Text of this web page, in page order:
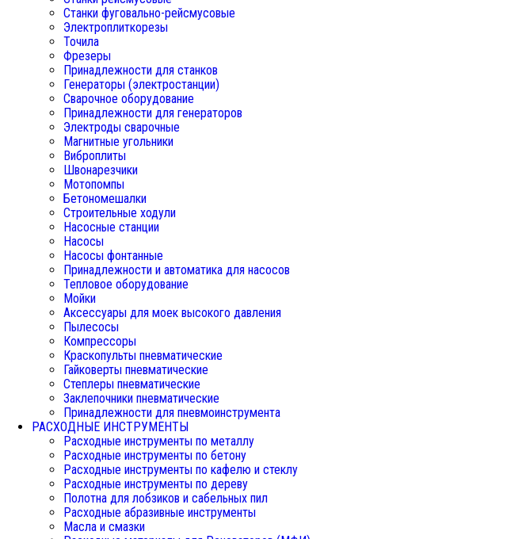
Станки фуговально-рейсмусовые
Электроплиткорезы
Точила
Фрезеры
Принадлежности для станков
Генераторы (электростанции)
Сварочное оборудование
Принадлежности для генераторов
Электроды сварочные
Магнитные угольники
Виброплиты
Швонарезчики
Мотопомпы
Бетономешалки
Строительные ходули
Насосные станции
Насосы
Насосы фонтанные
Принадлежности и автоматика для насосов
Тепловое оборудование
Мойки
Аксессуары для моек высокого давления
Пылесосы
Компрессоры
Краскопульты пневматические
Гайковерты пневматические
Степлеры пневматические
Заклепочники пневматические
Принадлежности для пневмоинструмента
РАСХОДНЫЕ ИНСТРУМЕНТЫ
Расходные инструменты по металлу
Расходные инструменты по бетону
Расходные инструменты по кафелю и стеклу
Расходные инструменты по дереву
Полотна для лобзиков и сабельных пил
Расходные абразивные инструменты
Масла и смазки